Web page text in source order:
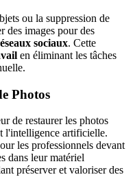
ou la suppression de
des images pour des
sociaux. Cette
en éliminant les tâches
Photos
de restaurer les photos
l'intelligence artificielle.
les professionnels devant
dans leur matériel
préserver et valoriser des